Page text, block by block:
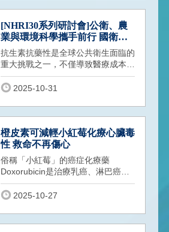
[NHRI30系列研討會]公衛、農
業與環境科學攜手前行 國衛院
領航舉辦抗生素抗藥性研討會
抗生素抗藥性是全球公共衛生面臨的
重大挑戰之一，不僅導致醫療成本攀
升，更嚴重威脅人類生命安全，因此
世界衛2025-10-31
橙皮素可減輕小紅莓化療心臟毒
性 救命不再傷心
俗稱「小紅莓」的癌症化療藥
Doxorubicin是治療乳癌、淋巴癌、
血癌、卵巢癌的常見用藥，臨床已使
用超過五十年
2025-10-27